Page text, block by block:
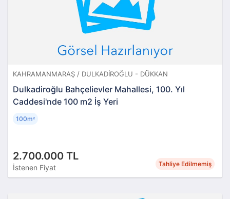
KAHRAMANMARAŞ / DULKADIROĞLU - DÜKKAN
Dulkadiroğlu Bahçelievler Mahallesi, 100. Yıl
Caddesi'nde 100 m2 İş Yeri
2.700.000 TL
İstenen Fiyat Tahliye Edilmemiş
100m²